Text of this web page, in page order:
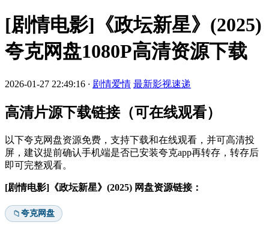
[剧情电影]《政坛新星》(2025)
夸克网盘1080P高清资源下载
2026-01-27 22:49:16 · 剧情爱情 最新影视速递
高清片源下载链接（可在线观看）
以下夸克网盘资源免费，支持下载和在线观看，并可高清投
屏，建议提前确认手机端是否已安装夸克app再转存，转存后
即可完整观看。
[剧情电影]《政坛新星》(2025) 网盘资源链接：
📁夸克网盘